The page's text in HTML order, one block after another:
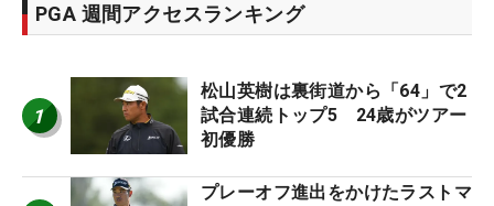
PGA 週間アクセスランキング
1
松山英樹は裏街道から「64」で2
試合連続トップ5 24歳がツアー
初優勝
プレーオフ進出をかけたラストマ